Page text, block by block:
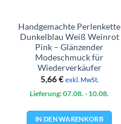
Handgemachte Perlenkette
Dunkelblau Weiß Weinrot
Pink – Glänzender
Modeschmuck für
Wiederverkäufer
5,66€ exkl. MwSt.
Lieferung: 07.08. - 10.08.
IN DEN WARENKORB